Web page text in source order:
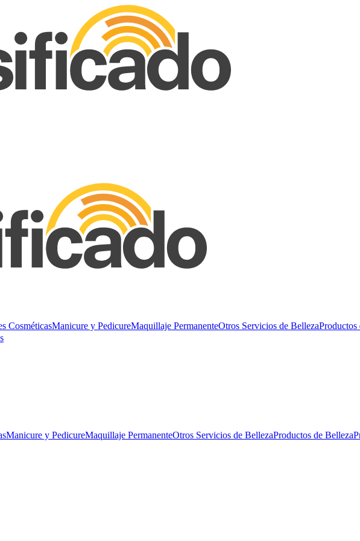
CosméticasManicure y PedicureMaquillaje PermanenteOtros Servicios de BellezaProductos
Manicure y PedicureMaquillaje PermanenteOtros Servicios de BellezaProductos de Belleza